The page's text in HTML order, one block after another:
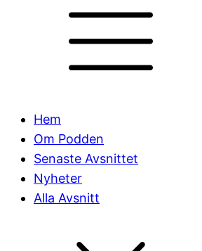
Hem
Om Podden
Senaste Avsnittet
Nyheter
Alla Avsnitt